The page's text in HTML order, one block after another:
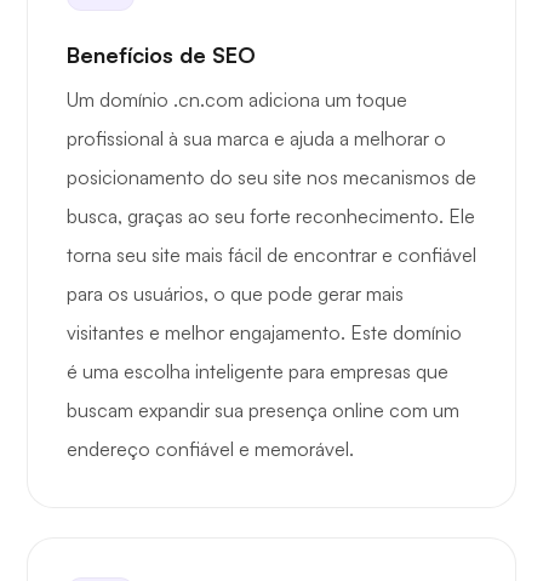
Benefícios de SEO
Um domínio .cn.com adiciona um toque
profissional à sua marca e ajuda a melhorar o
posicionamento do seu site nos mecanismos de
busca, graças ao seu forte reconhecimento. Ele
torna seu site mais fácil de encontrar e confiável
para os usuários, o que pode gerar mais
visitantes e melhor engajamento. Este domínio
é uma escolha inteligente para empresas que
buscam expandir sua presença online com um
endereço confiável e memorável.